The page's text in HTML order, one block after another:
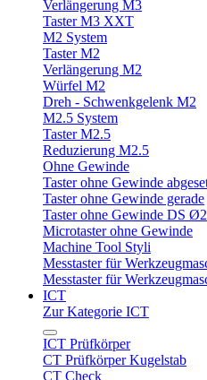
Verlängerung M3
Taster M3 XXT
M2 System
Taster M2
Verlängerung M2
Würfel M2
Dreh - Schwenkgelenk M2
M2.5 System
Taster M2.5
Reduzierung M2.5
Ohne Gewinde
Taster ohne Gewinde
Taster ohne Gewinde gerade
Taster ohne Gewinde DS Ø2
Microtaster ohne Gewinde
Machine Tool Styli
Messtaster für
Messtaster für
ICT
Zur Kategorie ICT
ICT Prüfkörper
CT Prüfkörper Kugelstab
CT Check